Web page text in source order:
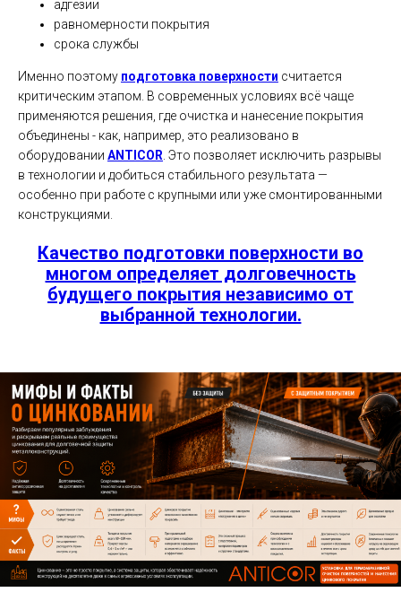
адгезии
равномерности покрытия
срока службы
Именно поэтому подготовка поверхности считается
критическим этапом. В современных условиях всё чаще
применяются решения, где очистка и нанесение покрытия
объединены - как, например, это реализовано в
оборудовании ANTICOR . Это позволяет исключить разрывы
в технологии и добиться стабильного результата —
особенно при работе с крупными или уже смонтированными
конструкциями.
Качество подготовки поверхности во
многом определяет долговечность
будущего покрытия независимо от
выбранной технологии.